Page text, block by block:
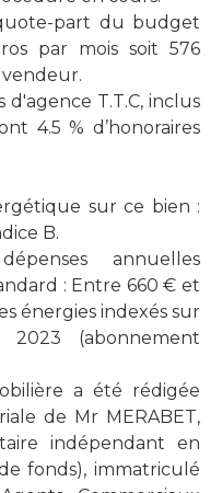
part du budget
par mois soit 576
d'agence T.T.C, inclus
4.5 % d’honoraires
sur ce bien :
B.
annuelles
: Entre 660 € et
énergies indexés sur
2023 (abonnement
a été rédigée
de Mr MERABET,
indépendant en
fonds), immatriculé